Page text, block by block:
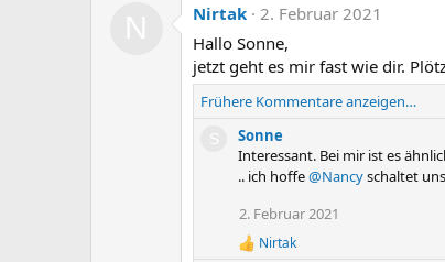
N Nirtak
2. Februar 2021
Hallo Sonne,
jetzt geht es mir fast wie dir.
Frühere Kommentare anzeigen…
S
Sonne
Interessant. Bei mir ist es
.. ich hoffe@Nancyschaltet
2. Februar 2021
R
Nirtak